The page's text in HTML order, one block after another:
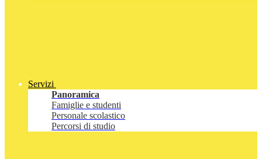
Servizi
Panoramica
Famiglie e studenti
Personale scolastico
Percorsi di studio